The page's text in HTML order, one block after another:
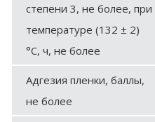
степени 3, не более, при
температуре (132 ± 2)
°С, ч, не более
Адгезия пленки, баллы,
не более